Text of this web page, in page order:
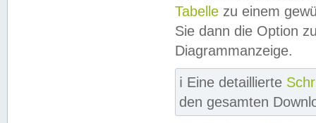
Tabelle zu einem
Sie dann die Option
Diagrammanzeige.
ℹ️ Eine detaillierte
den gesamten